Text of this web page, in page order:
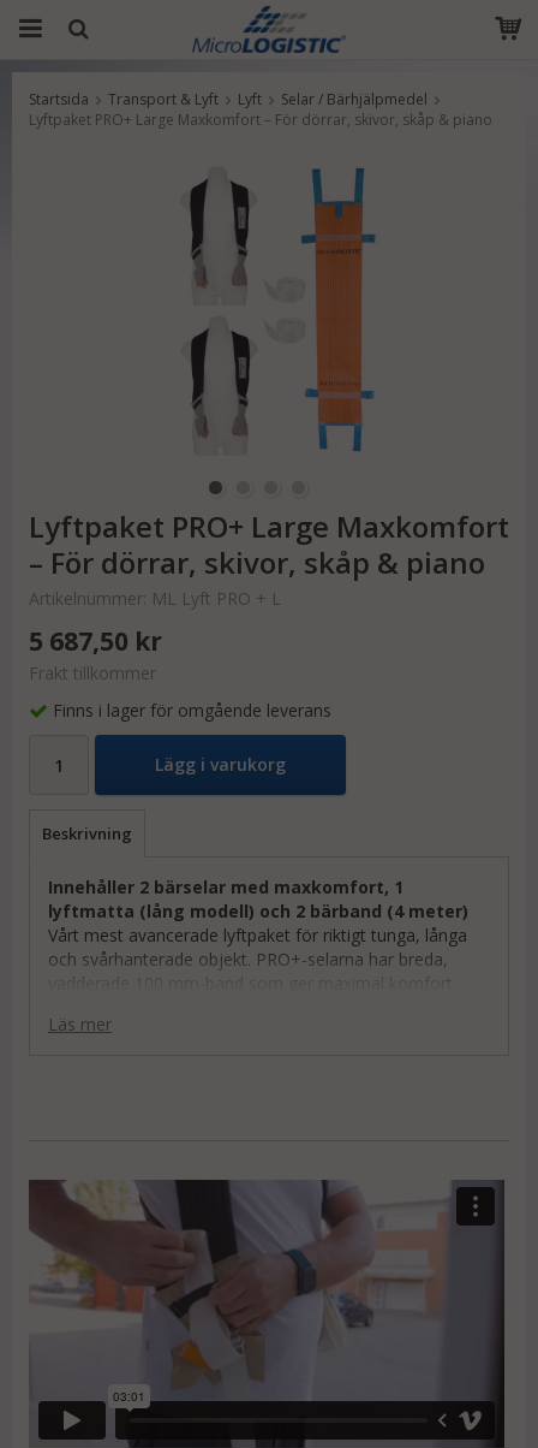
Produkten har blivit tillagd i varukorgen
Startsida Transport & Lyft Lyft
Selar / Bärhjälpmedel
Lyftpaket PRO+ Large Maxkomfort – För dörrar, skivor, skåp & piano
Lyftpaket PRO+ Large Maxkomfort
– För dörrar, skivor, skåp & piano
Artikelnummer: ML Lyft PRO + L
5 687,50 kr
Frakt tillkommer
Finns i lager för omgående leverans
Lägg i varukorg
Beskrivning
Innehåller 2 bärselar med maxkomfort, 1
lyftmatta (lång modell) och 2 bärband (4 meter)
Vårt mest avancerade lyftpaket för riktigt tunga, långa
och svårhanterade objekt. PRO+-selarna har breda,
upp till åtta fästpunkter och är designad för säker, jämn
Läs mer